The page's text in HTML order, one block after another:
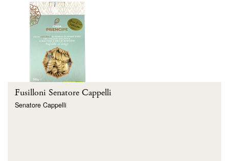
Fusilloni Senatore Cappelli
Senatore Cappelli